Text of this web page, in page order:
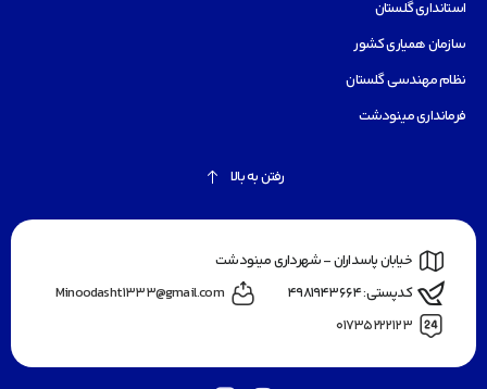
استانداری گلستان
سازمان همیاری کشور
نظام مهندسی گلستان
فرمانداری مینودشت
رفتن به بالا
خیابان پاسداران - شهرداری مینودشت
کدپستی: ۴۹۸۱۹۴۳۶۶۴
Minoodasht1333@gmail.com
۰۱۷۳۵۲۲۲۱۲۳